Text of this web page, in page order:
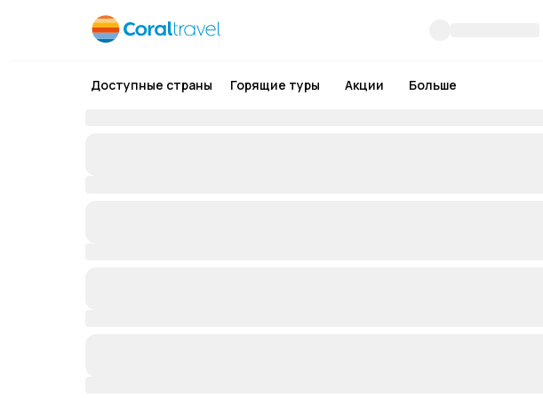
Доступные страны Горящие туры Акции Больше